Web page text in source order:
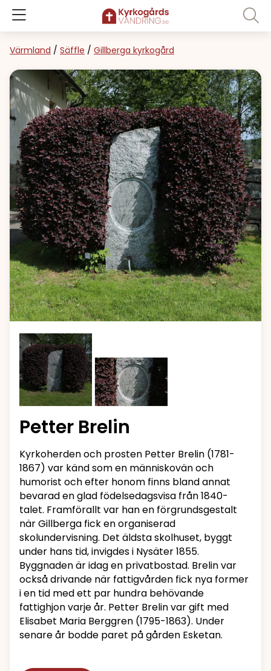
Värmland / Säffle / Gillberga kyrkogård
Petter Brelin
Kyrkoherden och prosten Petter Brelin (1781-
1867) var känd som en människovän och
humorist och efter honom finns bland annat
bevarad en glad födelsedagsvisa från 1840-
talet. Framförallt var han en förgrundsgestalt
när Gillberga fick en organiserad
skolundervisning. Det äldsta skolhuset, byggt
under hans tid, invigdes i Nysäter 1855.
Byggnaden är idag en privatbostad. Brelin var
också drivande när fattigvården fick nya former
i en tid med ett par hundra behövande
fattighjon varje år. Petter Brelin var gift med
Elisabet Maria Berggren (1795-1863). Under
senare år bodde paret på gården Esketan.